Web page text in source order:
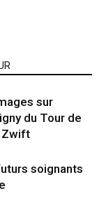
sur
du Tour de
Zwift
soignants